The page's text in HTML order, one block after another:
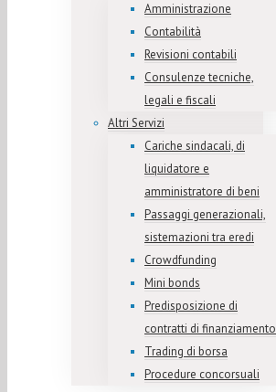
Amministrazione
Contabilità
Revisioni contabili
Consulenze tecniche,
legali e fiscali
Altri Servizi
Cariche sindacali, di
liquidatore e
amministratore di beni
Passaggi generazionali,
sistemazioni tra eredi
Crowdfunding
Mini bonds
Predisposizione di
contratti di finanziamento
Trading di borsa
Procedure concorsuali